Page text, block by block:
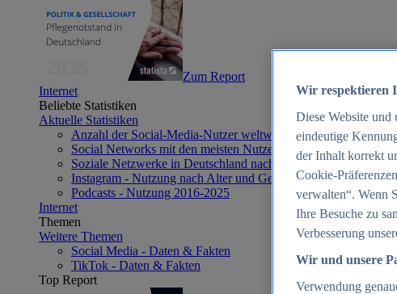
Zum Report
Internet
Beliebte Statistiken
Aktuelle Statistiken
Anzahl der Social-Media-Nutzer weltweit 2012-2025
Social Networks mit den meisten Nutzern weltweit 2025
Soziale Netzwerke in Deutschland nach Generationen 2025
Instagram - Nutzung nach Alter und Geschlecht in
Podcasts - Nutzung 2016-2025
Internet
Themen
Weitere Themen
Social Media - Daten & Fakten
TikTok - Daten & Fakten
Top Report
Wir respektieren
Diese Website und
eindeutige
der Inhalt korrekt
Cookie-
verwalten“. Wenn
Ihre Besuche zu
Verbesserung
Wir und unsere
Verwendung